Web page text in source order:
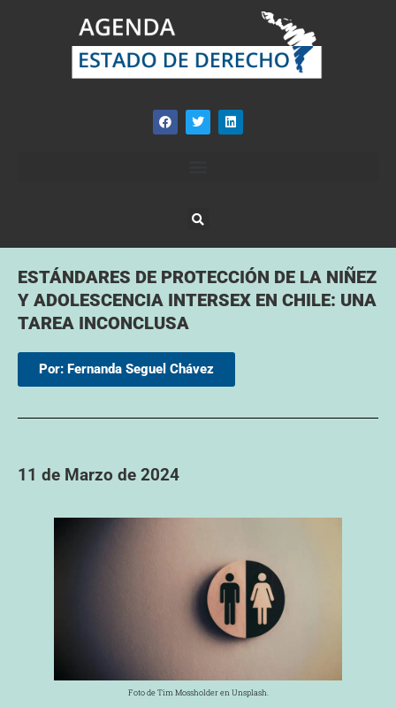
ESTÁNDARES DE PROTECCIÓN DE LA NIÑEZ
Y ADOLESCENCIA INTERSEX EN CHILE: UNA
TAREA INCONCLUSA
Por: Fernanda Seguel Chávez
11 de Marzo de 2024
Foto de Tim Mossholder en Unsplash.